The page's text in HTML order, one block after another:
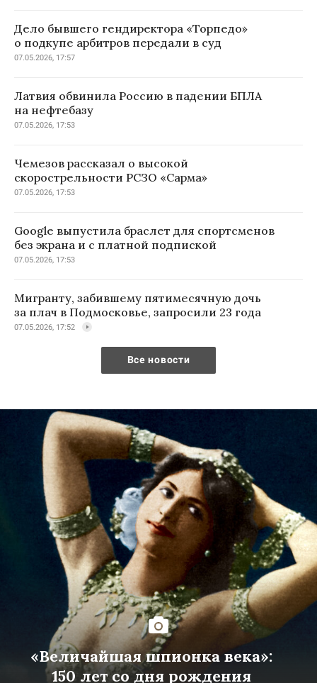
Дело бывшего гендиректора «Торпедо»
о подкупе арбитров передали в суд
07.05.2026, 17:57
Латвия обвинила Россию в падении БПЛА
на нефтебазу
07.05.2026, 17:53
Чемезов рассказал о высокой
скорострельности РСЗО «Сарма»
07.05.2026, 17:53
Google выпустила браслет для спортсменов
без экрана и с платной подпиской
07.05.2026, 17:53
Мигранту, забившему пятимесячную дочь
за плач в Подмосковье, запросили 23 года
07.05.2026, 17:52
Все новости
«Величайшая шпионка века»:
150 лет со дня рождения